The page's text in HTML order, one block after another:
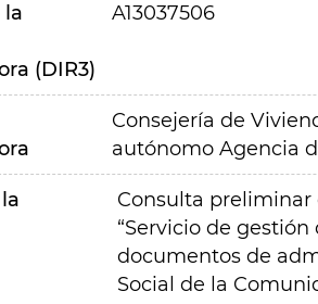
la
(DIR3)
A13037506
Consejería de
autónomo Agencia
Consulta preliminar
“Servicio de
documentos de
Social de la